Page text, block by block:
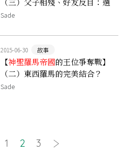
舉掀起的腥風血雨
Sade
2015-06-30 故事
【神聖羅馬帝國的王位爭奪戰】
（二）東西羅馬的完美結合？
Sade
1 2 3